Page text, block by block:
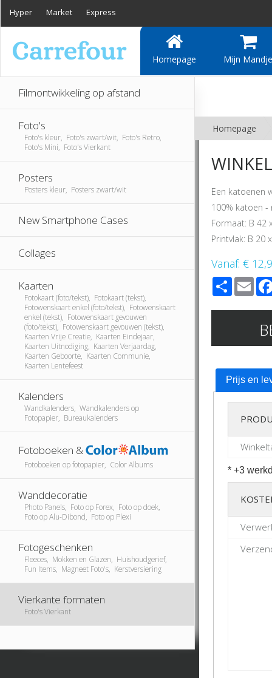
Hyper Market Express
Homepage Mijn Mandje
Filmontwikkeling op afstand
Foto's
Foto's kleur, Foto's zwart/wit, Foto's Retro,
Foto's Mini, Foto's Vierkant
Posters
Posters kleur, Posters zwart/wit
New Smartphone Cases
Collages
Kaarten
Fotokaart (foto/tekst), Fotokaart (tekst),
Fotowenskaart enkel (foto/tekst), Fotowenskaart
enkel (tekst), Fotowenskaart gevouwen
(foto/tekst), Fotowenskaart gevouwen (tekst),
Kaarten Vrije Creatie, Kaarten Eindejaar,
Kaarten Uitnodiging, Kaarten Verjaardag,
Kaarten Geboorte, Kaarten Communie,
Kaarten Lentefeest
Kalenders
Wandkalenders, Wandkalenders op
Fotopapier, Bureaukalenders
Fotoboeken &
Fotoboeken op fotopapier, Color Albums
Wanddecoratie
Photo Panels, Foto op Forex, Foto op doek,
Foto op Alu-Dibond, Foto op Plexi
Fotogeschenken
Fleeces, Mokken en Glazen, Huishoudgerief,
Fun Items, Magneet Foto's, Kerstversiering
Vierkante formaten
Foto's Vierkant
Homepage
Een katoenen
100% katoen -
Formaat: B 42
Printvlak: B 20
Vanaf:€
Share
Prijs en
* +3